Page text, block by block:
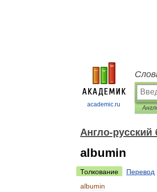
academic.ru
Англо-
albumin
Толкование
Перевод
albumin